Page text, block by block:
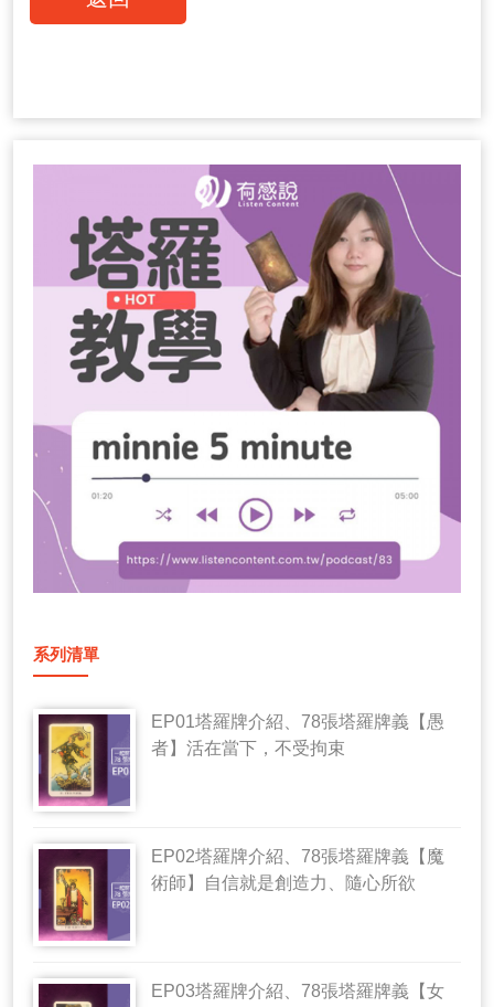
系列清單
EP01塔羅牌介紹、78張塔羅牌義【愚
者】活在當下，不受拘束
EP02塔羅牌介紹、78張塔羅牌義【魔
術師】自信就是創造力、隨心所欲
EP03塔羅牌介紹、78張塔羅牌義【女